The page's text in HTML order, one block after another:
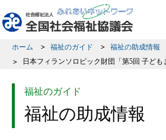
このページの本文へ
ホーム 福祉のガイド
福祉の助成情報
日本フィランソロピック財団「第5回 子ども
福祉のガイド
福祉の助成情報